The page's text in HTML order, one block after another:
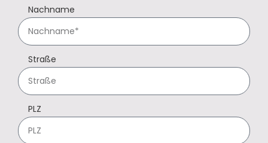
Nachname
Straße
PLZ